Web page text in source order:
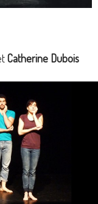
Catherine Dubois